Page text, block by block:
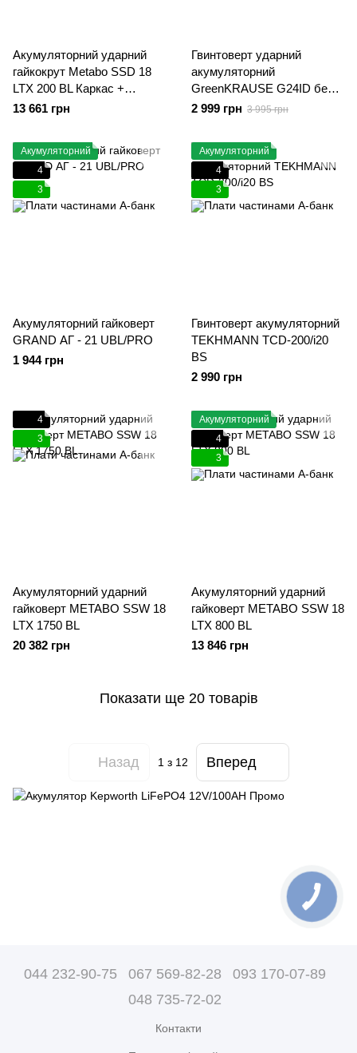
Акумуляторний ударний
гайкокрут Metabo SSD 18
LTX 200 BL Каркас +
MetaLoc
13 661 грн
Гвинтоверт ударний
акумуляторний
GreenKRAUSE G24ID без
АКБ і ЗУ
2 999 грн 3 995 грн
Акумуляторний
4
3
Акумуляторний гайковерт
GRAND АГ - 21 UBL/PRO
1 944 грн
Акумуляторний
4
3
Гвинтоверт акумуляторний
TEKHMANN TCD-200/i20
BS
2 990 грн
4
3
Акумуляторний ударний
гайковерт METABO SSW 18
LTX 1750 BL
20 382 грн
Акумуляторний
4
3
Акумуляторний ударний
гайковерт METABO SSW 18
LTX 800 BL
13 846 грн
Показати ще 20 товарів
Назад 1 з 12 Вперед
044 232-90-75 067 569-82-28
093 170-07-89
048 735-72-02
Контакти